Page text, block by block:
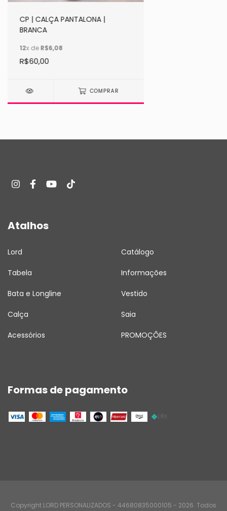
CP | CALÇA PANTALONA |
BRANCA
12x deR$6,08
R$60,00
COMPRAR
Atalhos
Lord Catálogo
Tabela Informações
Bata e Longline Vestido
Calça Saia
Acessórios PROMOÇÕES
Formas de pagamento
Copyright LORD PERSONALIZADOS - 44680835000105 - 2026. Todos